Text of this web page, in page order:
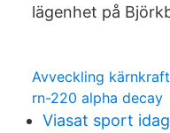
lägenhet på
Avveckling kärnkraft
rn-220 alpha decay
Viasat sport idag